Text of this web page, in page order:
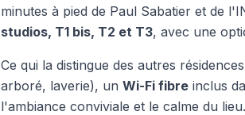
minutes à pied de Paul Sabatier et de
studios, T1 bis, T2 et T3, avec une
Ce qui la distingue des autres
arboré, laverie), un Wi-Fi fibre inclus
l'ambiance conviviale et le calme du